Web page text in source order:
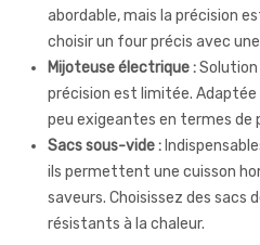
abordable, mais la précision
choisir un four précis avec
Mijoteuse électrique :Solution
précision est limitée. Adaptée
peu exigeantes en termes de
Sacs sous-vide :
ils permettent une cuisson
saveurs. Choisissez des sacs
résistants à la chaleur.